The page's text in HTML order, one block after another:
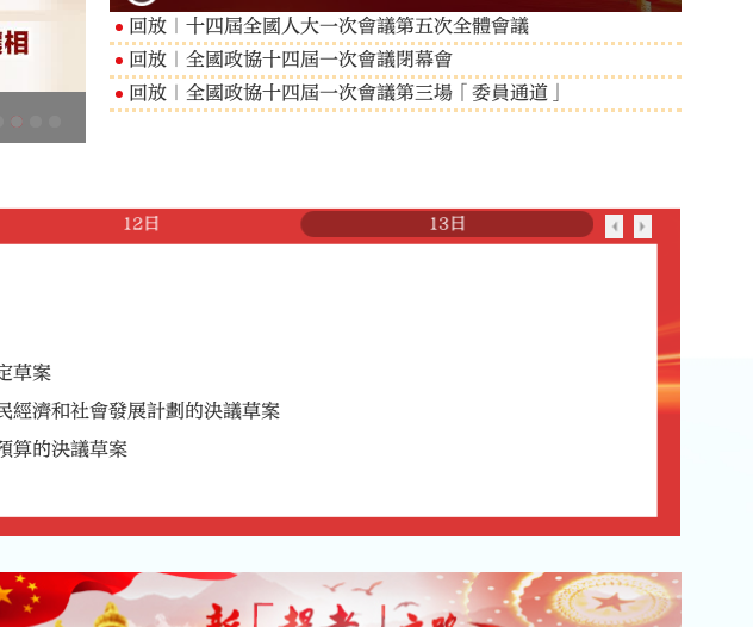
回放｜十四屆全國人大一次會議第五次全體會議
回放｜全國政協十四屆一次會議閉幕會
回放｜全國政協十四屆一次會議第三場「委員通道」
12日 13日
草案
濟和社會發展計劃的決議草案
算的決議草案